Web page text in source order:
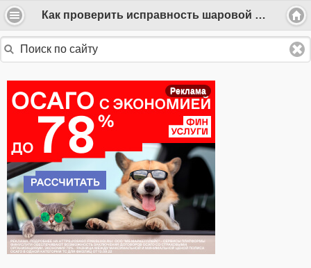
Как проверить исправность шаровой опоры?
Реклама